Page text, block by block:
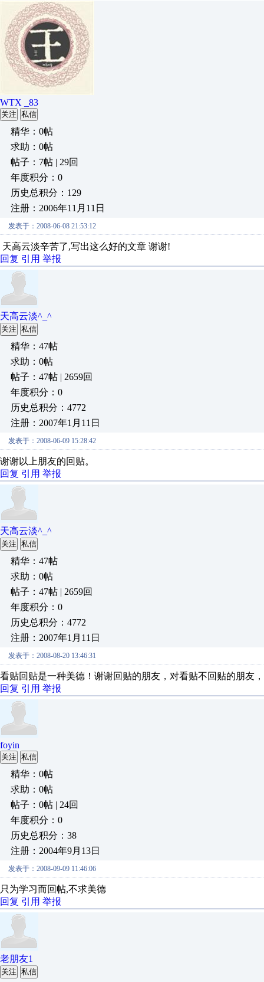
WTX _83
关注 私信
精华：0帖
求助：0帖
帖子：7帖 | 29回
年度积分：0
历史总积分：129
注册：2006年11月11日
发表于：2008-06-08 21:53:12
天高云淡辛苦了,写出这么好的文章 谢谢!
回复 引用 举报
天高云淡^_^
关注 私信
精华：47帖
求助：0帖
帖子：47帖 | 2659回
年度积分：0
历史总积分：4772
注册：2007年1月11日
发表于：2008-06-09 15:28:42
谢谢以上朋友的回贴。
回复 引用 举报
天高云淡^_^
关注 私信
精华：47帖
求助：0帖
帖子：47帖 | 2659回
年度积分：0
历史总积分：4772
注册：2007年1月11日
发表于：2008-08-20 13:46:31
看贴回贴是一种美德！谢谢回贴的朋友，对看贴不回贴的朋友
回复 引用 举报
foyin
关注 私信
精华：0帖
求助：0帖
帖子：0帖 | 24回
年度积分：0
历史总积分：38
注册：2004年9月13日
发表于：2008-09-09 11:46:06
只为学习而回帖,不求美德
回复 引用 举报
老朋友1
关注 私信